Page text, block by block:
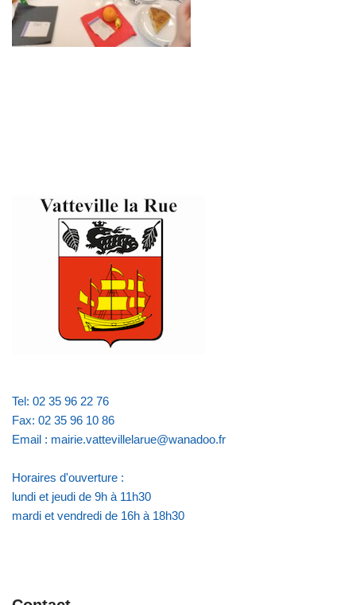
Tel: 02 35 96 22 76
Fax: 02 35 96 10 86
Email : mairie.vattevillelarue@wanadoo.fr
Horaires d'ouverture :
lundi et jeudi de 9h à 11h30
mardi et vendredi de 16h à 18h30